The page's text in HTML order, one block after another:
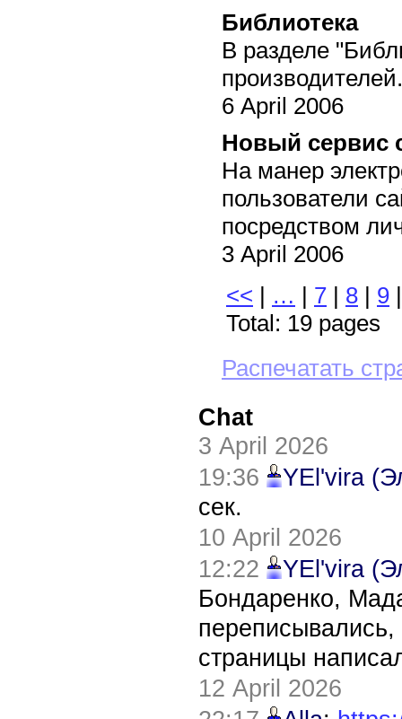
Библиотека
В разделе
6 April 2006
Новый сервис
На манер
пользователи
посредством
3 April 2006
<< | … | 7 | 8 | 9
Total: 19 pages
Распечатать
Chat
3 April 2026
19:36
YEl'vira
сек.
10 April 2026
12:22
YEl'vira
Бондаренко,
страницы
12 April 2026